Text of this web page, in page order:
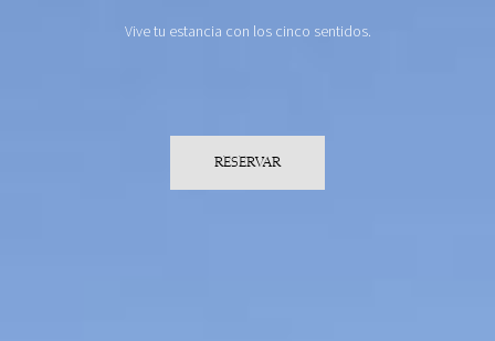
Vive tu estancia con los cinco sentidos.
RESERVAR